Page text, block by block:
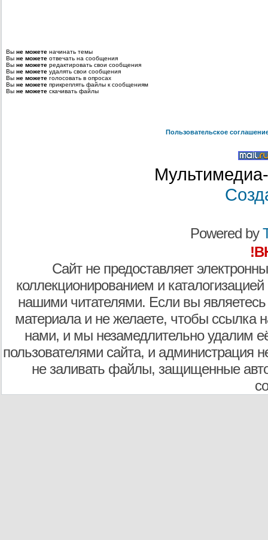
Вы не можете начинать темы
Вы не можете отвечать на сообщения
Вы не можете редактировать свои сообщения
Вы не можете удалять свои сообщения
Вы не можете голосовать в опросах
Вы не можете прикреплять файлы к сообщениям
Вы не можете скачивать файлы
Пользовательское
Powered by
Сайт не предоставляет
коллекционированием и
нашими читателями. Если вы являетесь
материала и не желаете, чтобы ссылка
нами, и мы незамедлительно удалим
пользователями сайта, и администрация
не заливать файлы, защищенные